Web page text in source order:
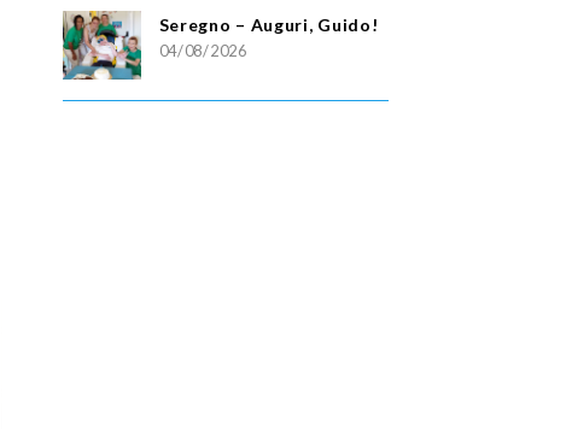
Seregno – Auguri, Guido!
04/08/2026